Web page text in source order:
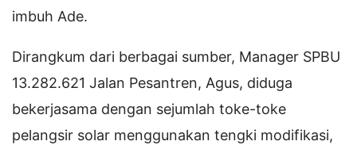
imbuh Ade.
Dirangkum dari berbagai sumber, Manager SPBU
13.282.621 Jalan Pesantren, Agus, diduga
bekerjasama dengan sejumlah toke-toke
pelangsir solar menggunakan tengki modifikasi,